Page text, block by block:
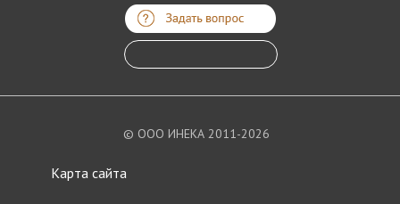
© ООО ИНЕКА 2011-2026
Карта сайта